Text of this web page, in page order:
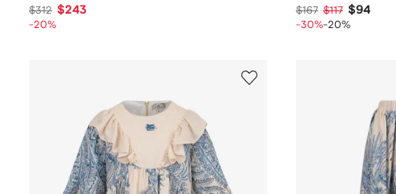
$312 $243
-20%
$167 $117 $94
-30%-20%